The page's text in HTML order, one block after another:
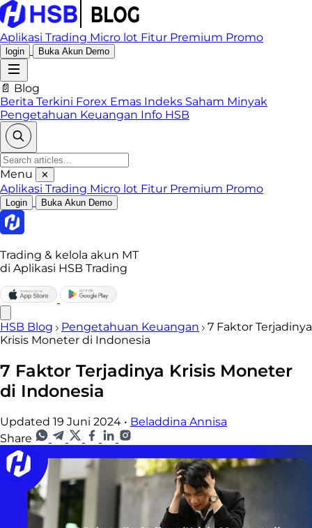
Aplikasi Trading Micro lot Fitur Premium Promo
login Buka Akun Demo
📄 Blog
Berita Terkini Forex Emas Indeks Saham Minyak
Pengetahuan Keuangan Info HSB
Menu ✕
Aplikasi Trading Micro lot Fitur Premium Promo
Login Buka Akun Demo
Trading & kelola akun MT
di Aplikasi HSB Trading
HSB Blog Pengetahuan Keuangan
7 Faktor Terjadinya
Krisis Moneter di Indonesia
7 Faktor Terjadinya Krisis Moneter
di Indonesia
Updated 19 Juni 2024 • Beladdina Annisa
Share